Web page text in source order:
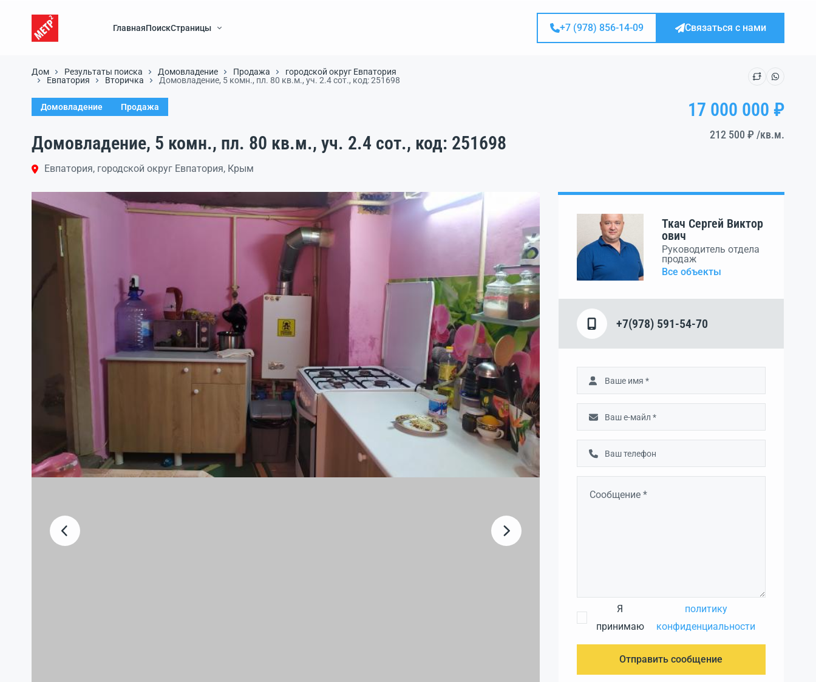
ГлавнаяПоискСтраницы +7 (978) 856-14-09 Связаться с нами
Дом Результаты поиска Домовладение Продажа
городской округ Евпатория
Евпатория
Вторичка Домовладение, 5 комн., пл. 80 кв.м., уч. 2.4 сот., код: 251698
Домовладение Продажа
Домовладение, 5 комн., пл. 80 кв.м., уч. 2.4 сот., код: 251698
Евпатория, городской округ Евпатория, Крым
17 000 000 ₽
212 500 ₽ /кв.м.
Ткач Сергей Виктор
ович
Руководитель отдела
продаж
Все объекты
+7(978) 591-54-70
Я
принимаю
политику
конфиденциальности
Отправить сообщение